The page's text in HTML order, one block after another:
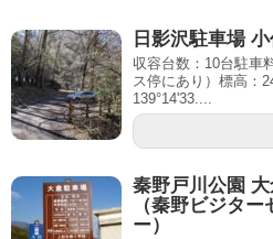
日影沢駐車場
収容台数：10台駐車
ス停にあり）標高：
139°14'33....
秦野戸川公園
（秦野ビジタ
ー）